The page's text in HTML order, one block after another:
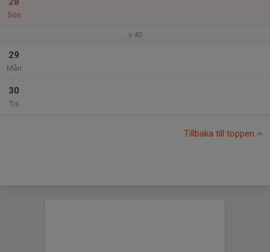
Sön
v.40
29
Mån
30
Tis
Tillbaka till toppen